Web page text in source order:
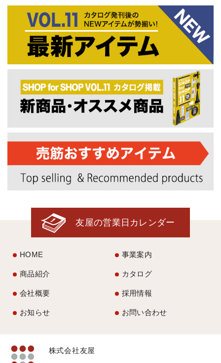
友屋の営業日カレンダー
HOME 事業案内
商品紹介 カタログ
会社概要 採用情報
お知らせ お問い合わせ
株式会社友屋